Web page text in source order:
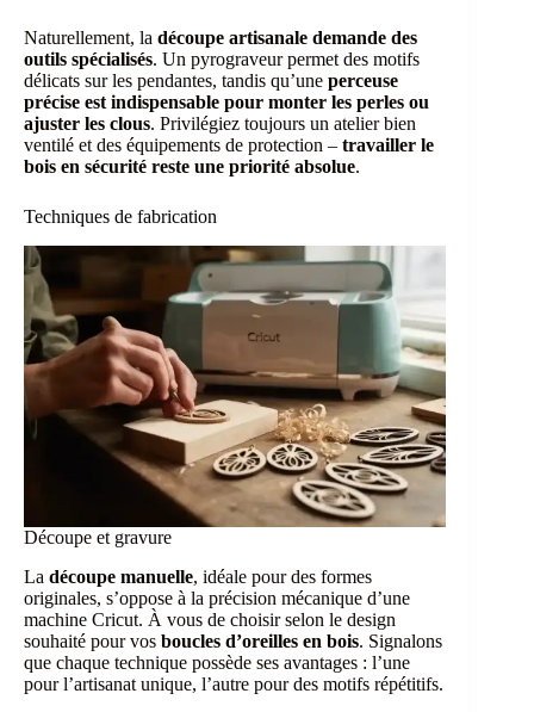
Naturellement, la découpe artisanale demande des
outils spécialisés. Un pyrograveur permet des motifs
délicats sur les pendantes, tandis qu’une perceuse
précise est indispensable pour monter les perles ou
ajuster les clous. Privilégiez toujours un atelier bien
ventilé et des équipements de protection – travailler le
bois en sécurité reste une priorité absolue.
Techniques de fabrication
Découpe et gravure
La découpe manuelle, idéale pour des formes
originales, s’oppose à la précision mécanique d’une
machine Cricut. À vous de choisir selon le design
souhaité pour vos boucles d’oreilles en bois. Signalons
que chaque technique possède ses avantages : l’une
pour l’artisanat unique, l’autre pour des motifs répétitifs.